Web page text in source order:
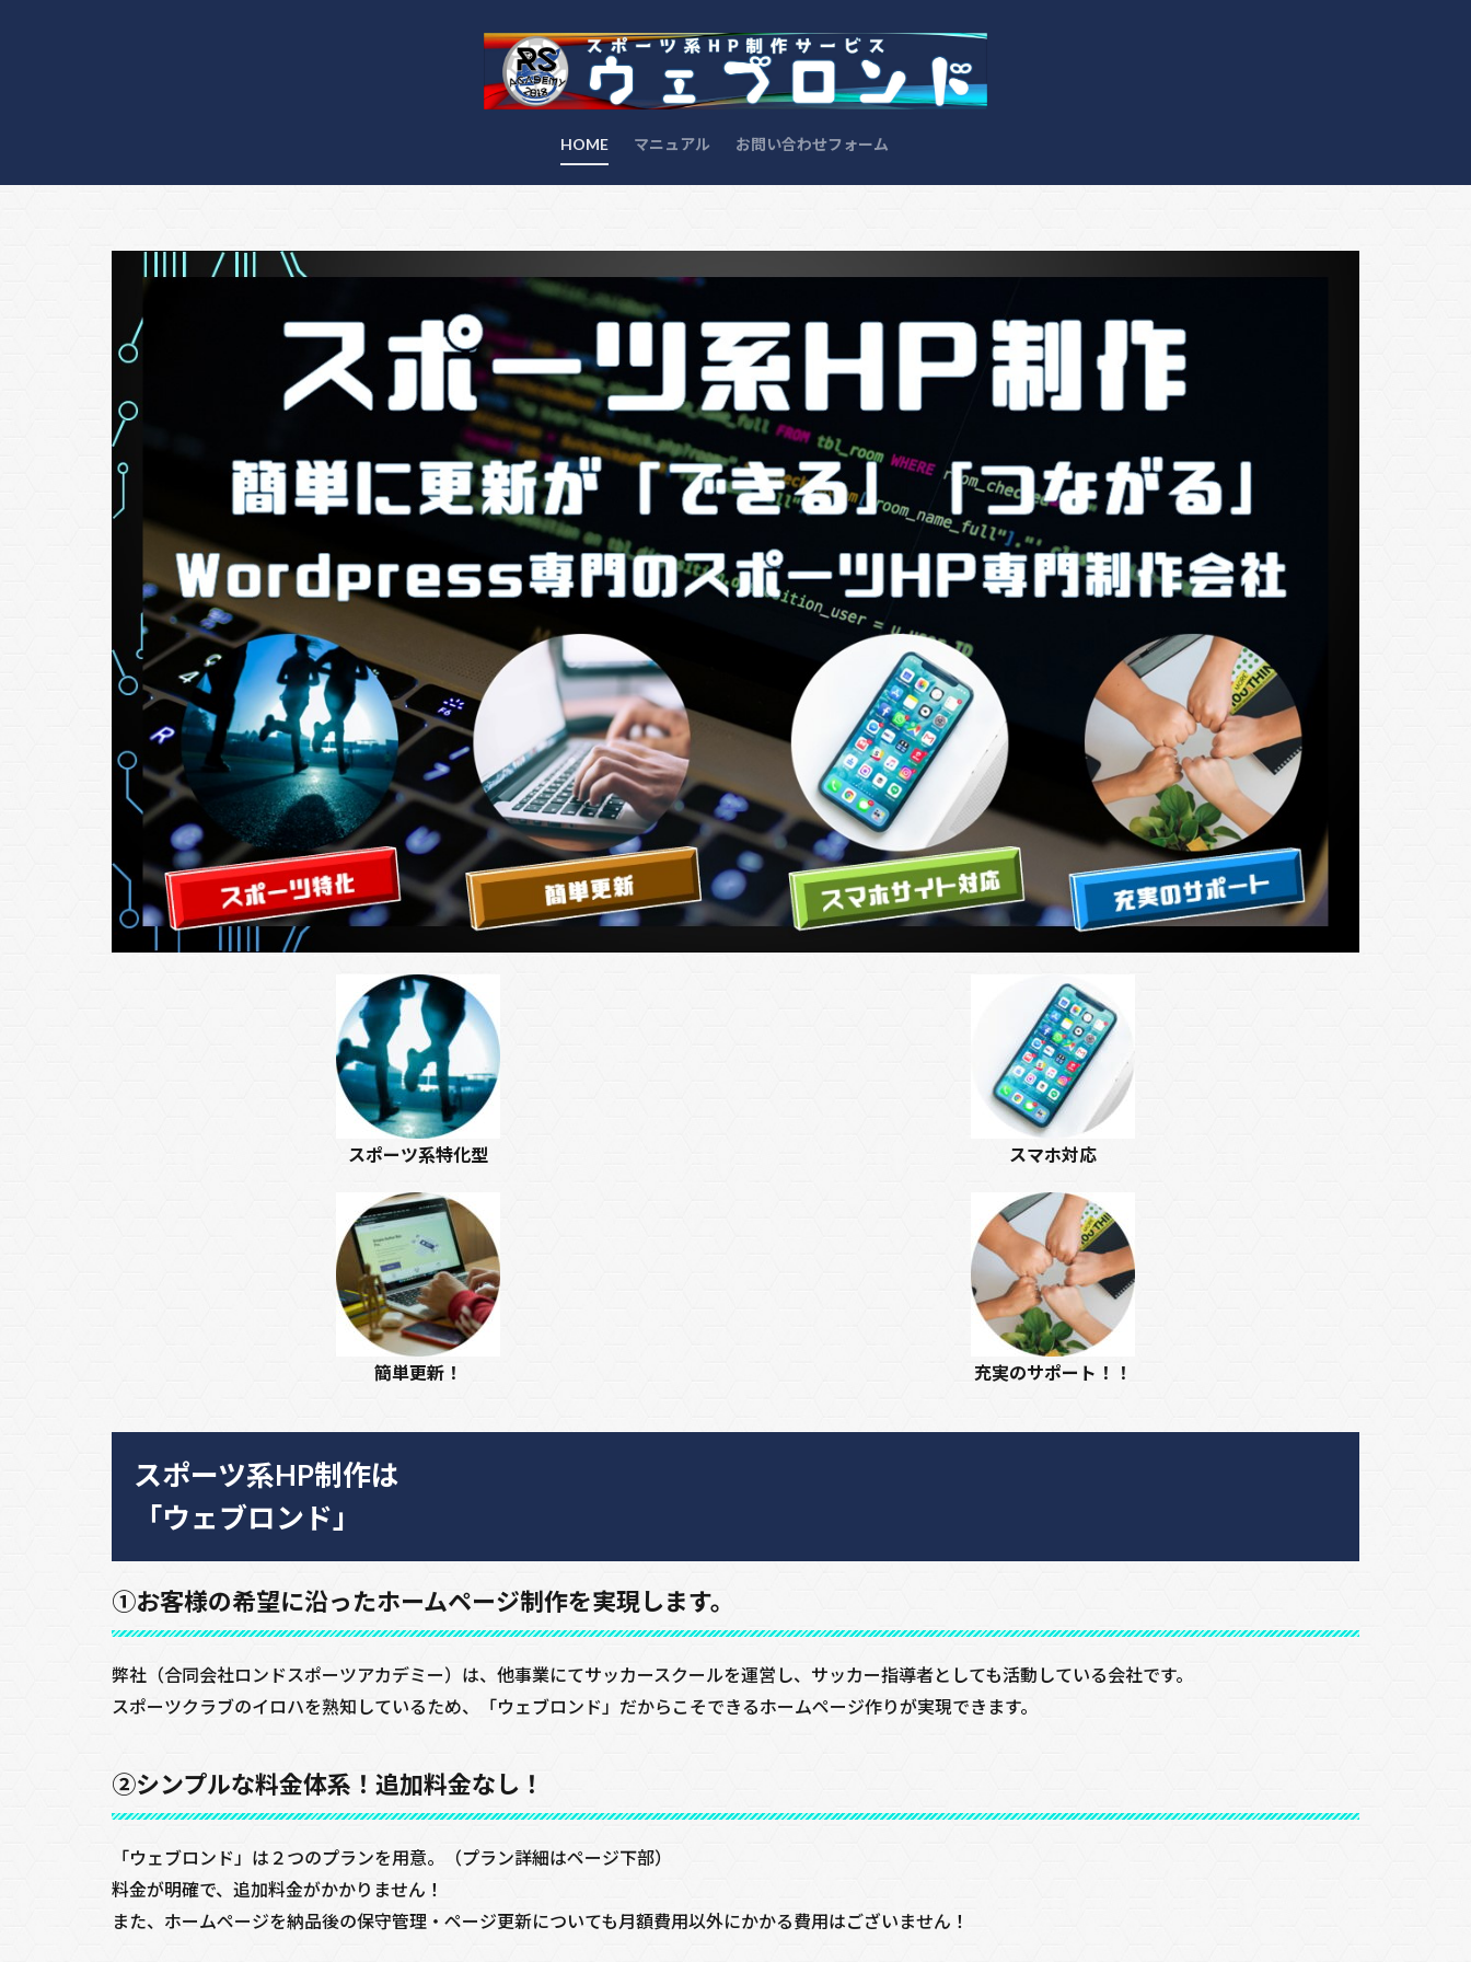
HOME マニュアル お問い合わせフォーム
スポーツ系特化型 スマホ対応
簡単更新！ 充実のサポート！！
スポーツ系HP制作は
「ウェブロンド」
①お客様の希望に沿ったホームページ制作を実現します。
弊社（合同会社ロンドスポーツアカデミー）は、他事業にてサッカースクールを運営し、サッカー指導者としても活動している会社です。
スポーツクラブのイロハを熟知しているため、「ウェブロンド」だからこそできるホームページ作りが実現できます。
②シンプルな料金体系！追加料金なし！
「ウェブロンド」は２つのプランを用意。（プラン詳細はページ下部）
料金が明確で、追加料金がかかりません！
また、ホームページを納品後の保守管理・ページ更新についても月額費用以外にかかる費用はございません！